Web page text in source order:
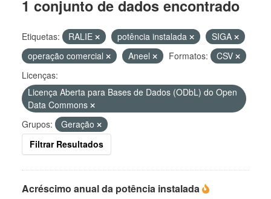
1 conjunto de dados encontrado
Etiquetas: RALIE potência instalada
SIGA
operação comercial
Aneel Formatos:
CSV
Licenças:
Licença Aberta para Bases de Dados (ODbL) do Open
Data Commons
Grupos:
Geração
Filtrar Resultados
Acréscimo anual da potência instalada